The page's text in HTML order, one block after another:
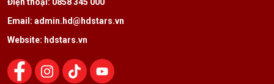
Điện thoại: 0858 345 000
Email: admin.hd@hdstars.vn
Website: hdstars.vn